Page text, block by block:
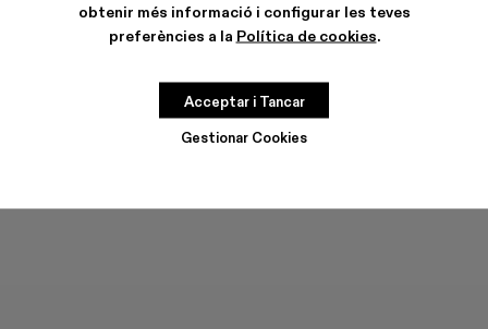
obtenir més informació i configurar les teves
preferències a la Política de cookies.
Gestionar Cookies
Acceptar i Tancar
CARACTERÍSTIQUES
CURA DEL PRODUCTE